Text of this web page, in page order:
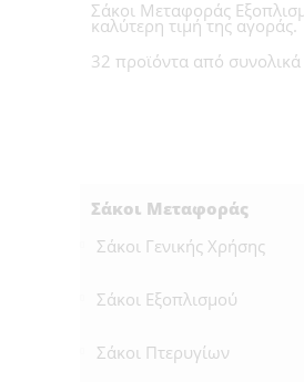
Σάκοι Μεταφοράς
καλύτερη τιμή της αγοράς.
32 προϊόντα από
Σάκοι Μεταφοράς
Σάκοι Γενικής Χρήσης
Σάκοι Εξοπλισμού
Σάκοι Πτερυγίων